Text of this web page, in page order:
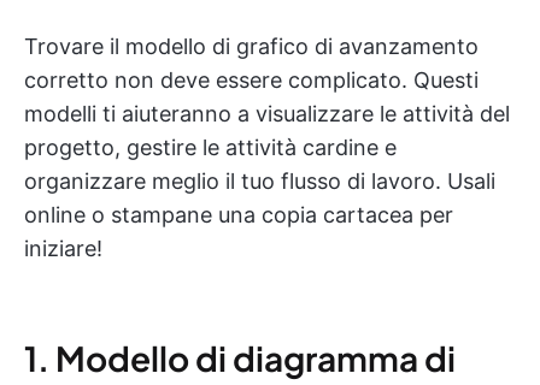
Trovare il modello di grafico di avanzamento
corretto non deve essere complicato. Questi
modelli ti aiuteranno a visualizzare le attività del
progetto, gestire le attività cardine e
organizzare meglio il tuo flusso di lavoro. Usali
online o stampane una copia cartacea per
iniziare!
1. Modello di diagramma di